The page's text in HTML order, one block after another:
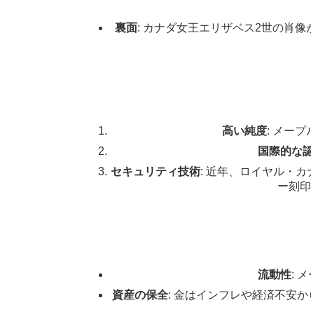
裏面: カナダ女王エリザベス2世の肖
高い純度: メープ
国際的な
セキュリティ技術: 近年、ロイヤル・
ー刻
流動性:
資産の保全: 金はインフレや経済不安